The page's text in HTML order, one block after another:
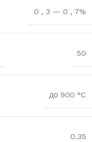
0 , 3 — 0 , 7%
50
до 900 °C
0.35